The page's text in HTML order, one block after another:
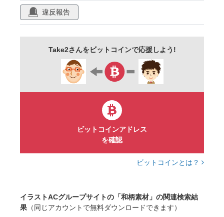
テクスチャー 神様
薄い 七五三
床の間 淡い 結婚 成人式
ゴールド 新年 和服
バックグラウンド 上品
違反報告
Take2さんをビットコインで応援しよう!
ビットコインアドレス
を確認
ビットコインとは？
イラストACグループサイトの「和柄素材」の関連検索結
果 （同じアカウントで無料ダウンロードできます）